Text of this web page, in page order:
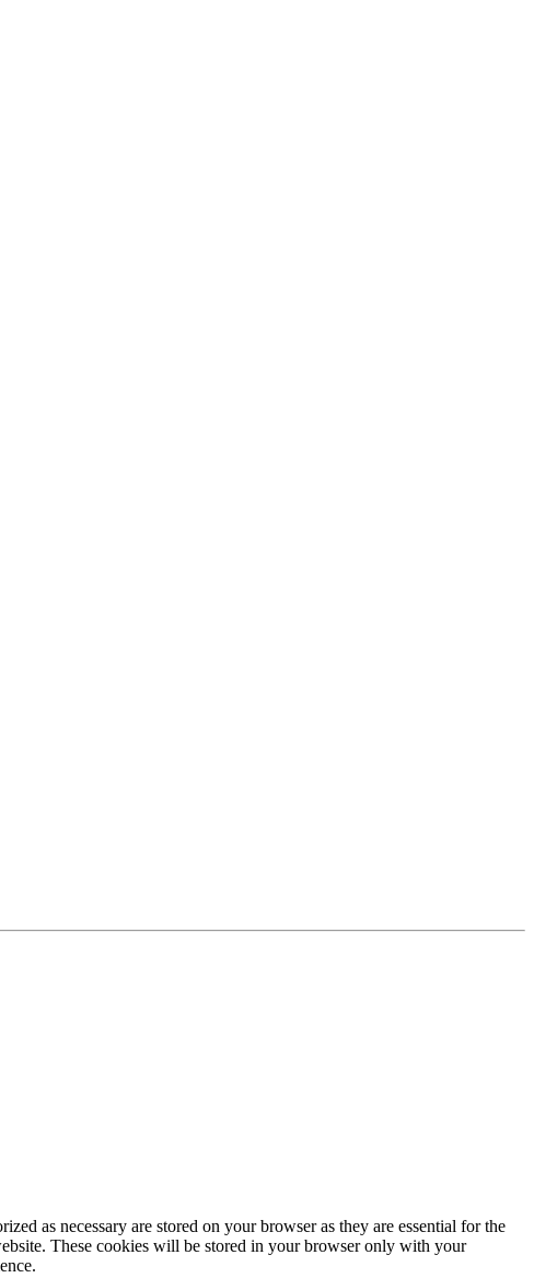
as necessary are stored on your browser as they are essential for the
These cookies will be stored in your browser only with your